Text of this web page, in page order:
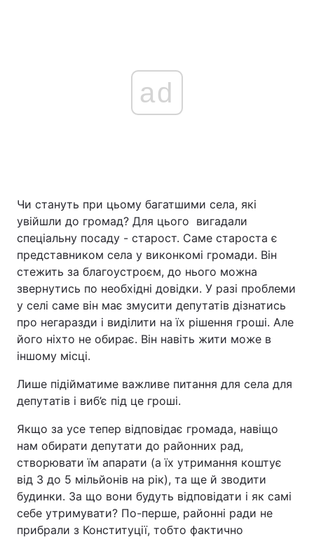
ad
Чи стануть при цьому багатшими села, які
увійшли до громад? Для цього вигадали
спеціальну посаду - старост. Саме староста є
представником села у виконкомі громади. Він
стежить за благоустроєм, до нього можна
звернутись по необхідні довідки. У разі проблеми
у селі саме він має змусити депутатів дізнатись
про негаразди і виділити на їх рішення гроші. Але
його ніхто не обирає. Він навіть жити може в
іншому місці.
Лише підійматиме важливе питання для села для
депутатів і виб’є під це гроші.
Якщо за усе тепер відповідає громада, навіщо
нам обирати депутати до районних рад,
створювати їм апарати (а їх утримання коштує
від 3 до 5 мільйонів на рік), та ще й зводити
будинки. За що вони будуть відповідати і як самі
себе утримувати? По-перше, районні ради не
прибрали з Конституції, тобто фактично